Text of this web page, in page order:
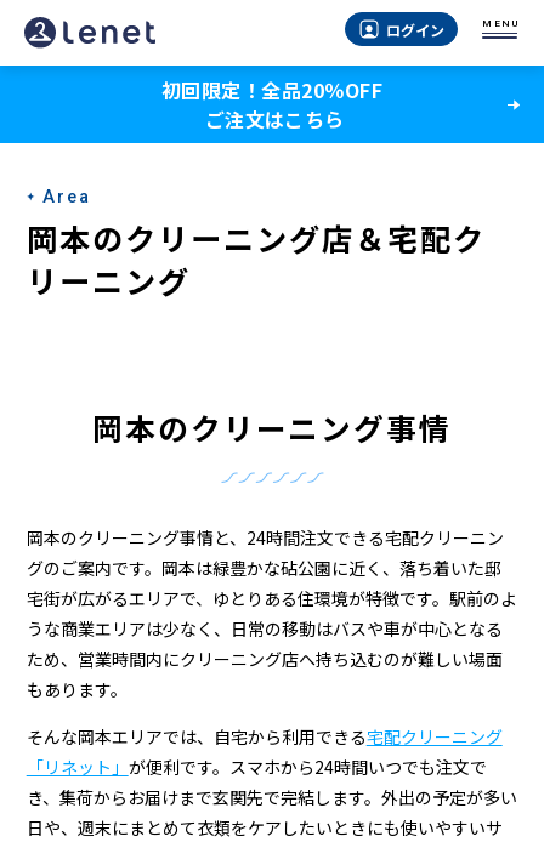
岡
本
ク
リ
ー
配
ク
リ
ー
ニ
ン
グ
ログイン MENU
初回限定！全品20％OFF
ご注文はこちら
Area
岡本のクリーニング店＆宅配ク
リーニング
岡本のクリーニング事情
岡本のクリーニング事情と、24時間注文できる宅配クリーニン
グのご案内です。岡本は緑豊かな砧公園に近く、落ち着いた邸
宅街が広がるエリアで、ゆとりある住環境が特徴です。駅前のよ
うな商業エリアは少なく、日常の移動はバスや車が中心となる
ため、営業時間内にクリーニング店へ持ち込むのが難しい場面
もあります。
そんな岡本エリアでは、自宅から利用できる宅配クリーニング
「リネット」 が便利です。スマホから24時間いつでも注文で
き、集荷からお届けまで玄関先で完結します。外出の予定が多い
日や、週末にまとめて衣類をケアしたいときにも使いやすいサ